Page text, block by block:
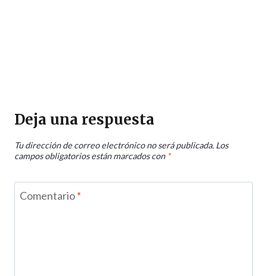
Deja una respuesta
Tu dirección de correo electrónico no será publicada. Los
campos obligatorios están marcados con *
Comentario*